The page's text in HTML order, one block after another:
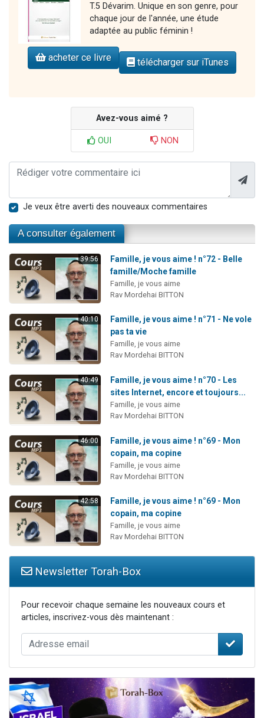
T.5 Dévarim. Unique en son genre, pour
chaque jour de l'année, une étude
adaptée au public féminin !
acheter ce livre télécharger sur iTunes
Avez-vous aimé ?
OUI NON
Je veux être averti des nouveaux commentaires
A consulter également
39:56
Famille, je vous aime ! n°72 - Belle
famille/Moche famille
Famille, je vous aime
Rav Mordehai BITTON
40:10
Famille, je vous aime ! n°71 - Ne vole
pas ta vie
Famille, je vous aime
Rav Mordehai BITTON
40:49
Famille, je vous aime ! n°70 - Les
sites Internet, encore et toujours...
Famille, je vous aime
Rav Mordehai BITTON
46:00
Famille, je vous aime ! n°69 - Mon
copain, ma copine
Famille, je vous aime
Rav Mordehai BITTON
42:58
Famille, je vous aime ! n°69 - Mon
copain, ma copine
Famille, je vous aime
Rav Mordehai BITTON
Newsletter Torah-Box
Pour recevoir chaque semaine les nouveaux cours et
articles, inscrivez-vous dès maintenant :